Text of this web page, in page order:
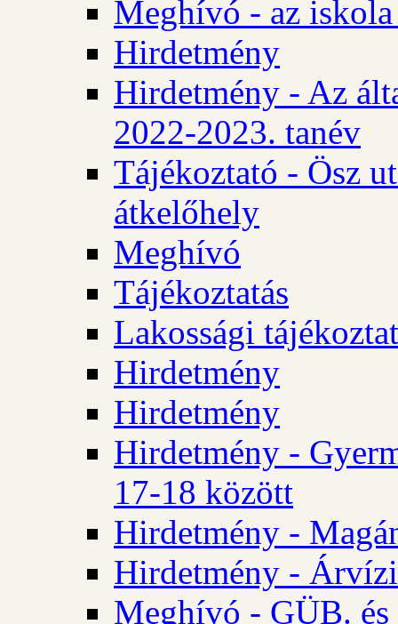
Meghívó - az iskola
Hirdetmény
Hirdetmény - Az
2022-2023. tanév
Tájékoztató - Ösz
átkelőhely
Meghívó
Tájékoztatás
Lakossági
Hirdetmény
Hirdetmény
Hirdetmény -
17-18 között
Hirdetmény -
Hirdetmény -
Meghívó - GÜB.